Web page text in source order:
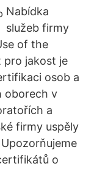
Nabídka
služeb firmy
of the
pro jakost je
osob a
oborech v
a
firmy uspěly
o